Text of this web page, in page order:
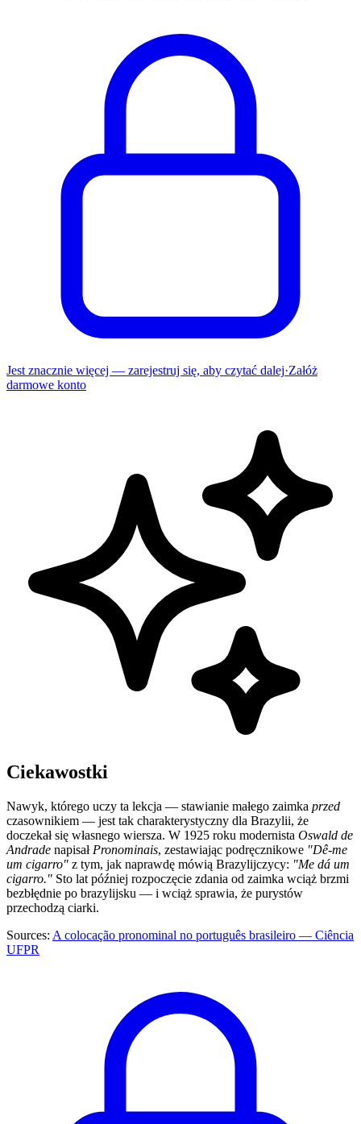
Jest znacznie więcej — zarejestruj się, aby czytać dalej·Załóż
darmowe konto
Ciekawostki
Nawyk, którego uczy ta lekcja — stawianie małego zaimka przed
czasownikiem — jest tak charakterystyczny dla Brazylii, że
doczekał się własnego wiersza. W 1925 roku modernista Oswald de
Andrade napisał Pronominais, zestawiając podręcznikowe "Dê-me
um cigarro" z tym, jak naprawdę mówią Brazylijczycy: "Me dá um
cigarro." Sto lat później rozpoczęcie zdania od zaimka wciąż brzmi
bezbłędnie po brazylijsku — i wciąż sprawia, że purystów
przechodzą ciarki.
Sources: A colocação pronominal no português brasileiro — Ciência
UFPR